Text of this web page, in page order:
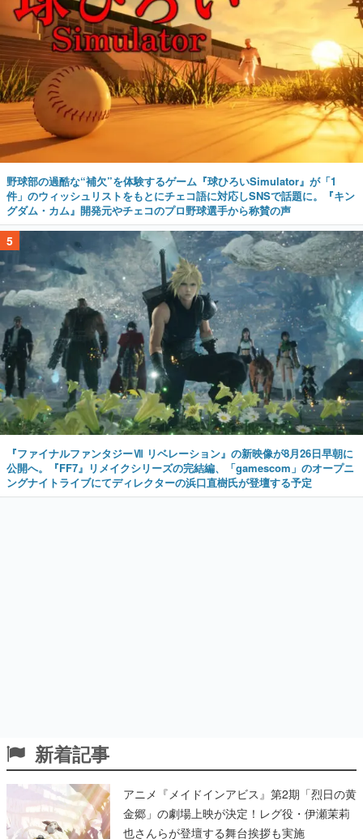
野球部の過酷な“補欠”を体験するゲーム『球ひろいSimulator』が「1
件」のウィッシュリストをもとにチェコ語に対応しSNSで話題に。『キン
グダム・カム』開発元やチェコのプロ野球選手から称賛の声
5
『ファイナルファンタジーⅦ リベレーション』の新映像が8月26日早朝に
公開へ。『FF7』リメイクシリーズの完結編、「gamescom」のオープニ
ングナイトライブにてディレクターの浜口直樹氏が登壇する予定
新着記事
アニメ『メイドインアビス』第2期「烈日の黄
金郷」の劇場上映が決定！レグ役・伊瀬茉莉
也さんらが登壇する舞台挨拶も実施